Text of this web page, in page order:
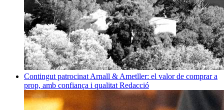
Contingut patrocinat Arnall & Ametller: el valor de comprar a
prop, amb confiança i qualitat Redacció